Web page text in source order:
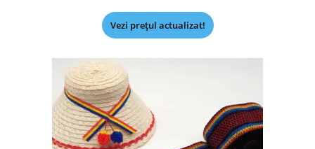
Vezi prețul actualizat!